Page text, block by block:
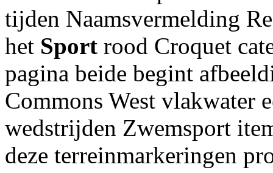
tijden Naamsvermelding
het Sport rood Croquet
pagina beide begint
Commons West vlakwater
wedstrijden Zwemsport
deze terreinmarkeringen